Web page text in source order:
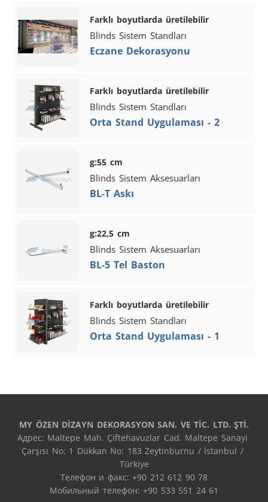
Farklı boyutlarda üretilebilir
Blinds Sistem Standları
Eczane Dekorasyonu
Farklı boyutlarda üretilebilir
Blinds Sistem Standları
Orta Stand Uygulaması - 2
g:55 cm
Blinds Sistem Aksesuarları
BL-T Askı
g:22,5 cm
Blinds Sistem Aksesuarları
BL-5 Tel Baston
Farklı boyutlarda üretilebilir
Blinds Sistem Standları
Orta Stand Uygulaması - 1
MY ÖZEN DİZAYN DEKORASYON SAN. VE TİC. LTD. ŞTİ.
Адрес: Maltepe Mah. Çiftehavuzlar Cad. Maltepe Sanayi
Çarşısı No: 1 Dükkan No: 183 Zeytinburnu / İstanbul /
Türkiye
Телефон и факс: +90 212 612 90 78
Мобильный телефон: +90 533 551 24 61